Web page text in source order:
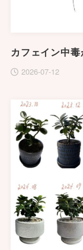
カフェイン中
2026-07-12